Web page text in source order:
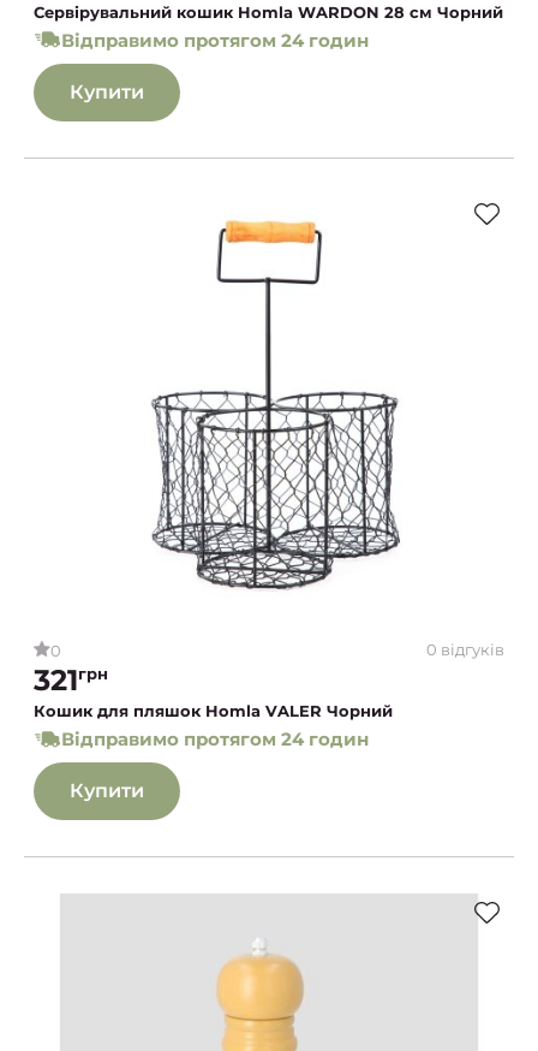
Сервірувальний кошик Homla WARDON 28 см Чорний
Відправимо протягом 24 годин
Купити
0 0 відгуків
321грн
Кошик для пляшок Homla VALER Чорний
Відправимо протягом 24 годин
Купити